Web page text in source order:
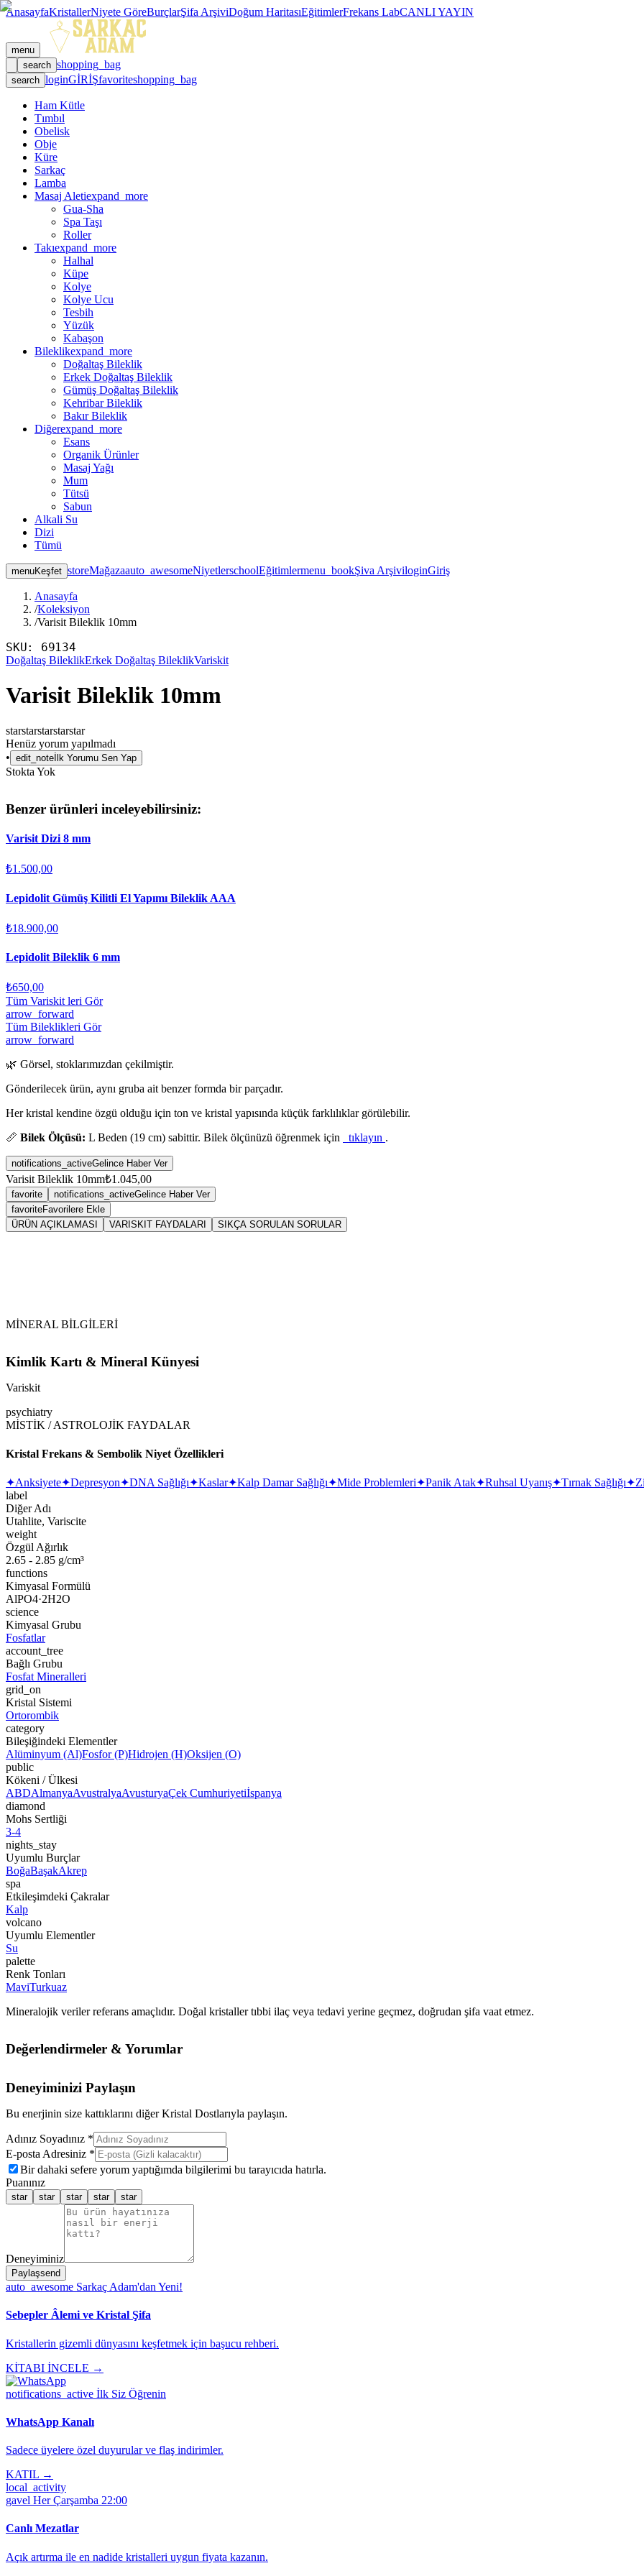
AnasayfaKristallerNiyete GöreBurçlarŞifa ArşiviDoğum HaritasıEğitimlerFrekans LabCANLI YAYIN
menu
search shopping_bag
search loginGİRİŞfavoriteshopping_bag
Ham Kütle
Tımbıl
Obelisk
Obje
Küre
Sarkaç
Lamba
Masaj Aletiexpand_more
Gua-Sha
Spa Taşı
Roller
Takıexpand_more
Halhal
Küpe
Kolye
Kolye Ucu
Tesbih
Yüzük
Kabaşon
Bileklikexpand_more
Doğaltaş Bileklik
Erkek Doğaltaş Bileklik
Gümüş Doğaltaş Bileklik
Kehribar Bileklik
Bakır Bileklik
Diğerexpand_more
Esans
Organik Ürünler
Masaj Yağı
Mum
Tütsü
Sabun
Alkali Su
Dizi
Tümü
menuKeşfet storeMağazaauto_awesomeNiyetlerschoolEğitimlermenu_bookŞiva ArşiviloginGiriş
Anasayfa
/Koleksiyon
/Varisit Bileklik 10mm
SKU: 69134
Doğaltaş BileklikErkek Doğaltaş BileklikVariskit
Varisit Bileklik 10mm
starstarstarstarstar
Henüz yorum yapılmadı
• edit_note İlk Yorumu Sen Yap
Stokta Yok
Benzer ürünleri inceleyebilirsiniz:
Varisit Dizi 8 mm
₺1.500,00
Lepidolit Gümüş Kilitli El Yapımı Bileklik AAA
₺18.900,00
Lepidolit Bileklik 6 mm
₺650,00
Tüm Variskit leri Gör
arrow_forward
Tüm Bileklikleri Gör
arrow_forward
🌿 Görsel, stoklarımızdan çekilmiştir.
Gönderilecek ürün, aynı gruba ait benzer formda bir parçadır.
Her kristal kendine özgü olduğu için ton ve kristal yapısında küçük farklılıklar görülebilir.
📏 Bilek Ölçüsü: L Beden (19 cm) sabittir. Bilek ölçünüzü öğrenmek için tıklayın .
notifications_activeGelince Haber Ver
Varisit Bileklik 10mm₺1.045,00
favorite notifications_activeGelince Haber Ver
favoriteFavorilere Ekle
ÜRÜN AÇIKLAMASI
VARISKIT FAYDALARI SIKÇA SORULAN SORULAR
MİNERAL BİLGİLERİ
Kimlik Kartı & Mineral Künyesi
Variskit
psychiatry
MİSTİK / ASTROLOJİK FAYDALAR
Kristal Frekans & Sembolik Niyet Özellikleri
✦Anksiyete✦Depresyon✦DNA Sağlığı✦Kaslar✦Kalp Damar Sağlığı✦Mide Problemleri✦Panik Atak✦Ruhsal Uyanış✦Tırnak Sağlığı✦
label
Diğer Adı
Utahlite, Variscite
weight
Özgül Ağırlık
2.65 - 2.85 g/cm³
functions
Kimyasal Formülü
AlPO4·2H2O
science
Kimyasal Grubu
Fosfatlar
account_tree
Bağlı Grubu
Fosfat Mineralleri
grid_on
Kristal Sistemi
Ortorombik
category
Bileşiğindeki Elementler
Alüminyum (Al)Fosfor (P)Hidrojen (H)Oksijen (O)
public
Kökeni / Ülkesi
ABDAlmanyaAvustralyaAvusturyaÇek Cumhuriyetiİspanya
diamond
Mohs Sertliği
3-4
nights_stay
Uyumlu Burçlar
BoğaBaşakAkrep
spa
Etkileşimdeki Çakralar
Kalp
volcano
Uyumlu Elementler
Su
palette
Renk Tonları
MaviTurkuaz
Mineralojik veriler referans amaçlıdır. Doğal kristaller tıbbi ilaç veya tedavi yerine geçmez, doğrudan şifa vaat etmez.
Değerlendirmeler & Yorumlar
Deneyiminizi Paylaşın
Bu enerjinin size kattıklarını diğer Kristal Dostlarıyla paylaşın.
Adınız Soyadınız *
E-posta Adresiniz *
Bir dahaki sefere yorum yaptığımda bilgilerimi bu tarayıcıda hatırla.
Puanınız
star star star star star
Deneyiminiz
Paylaşsend
auto_awesome Sarkaç Adam'dan Yeni!
Sebepler Âlemi ve Kristal Şifa
Kristallerin gizemli dünyasını keşfetmek için başucu rehberi.
KİTABI İNCELE →
notifications_active İlk Siz Öğrenin
WhatsApp Kanalı
Sadece üyelere özel duyurular ve flaş indirimler.
KATIL →
local_activity
gavel Her Çarşamba 22:00
Canlı Mezatlar
Açık artırma ile en nadide kristalleri uygun fiyata kazanın.